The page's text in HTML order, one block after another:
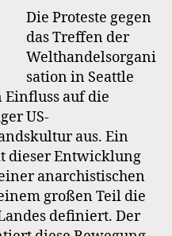
Die Proteste gegen
das Treffen der
Welthandelsorgani
sation in Seattle
Einfluss auf die
US-
aus. Ein
dieser Entwicklung
anarchistischen
großen Teil die
definiert. Der